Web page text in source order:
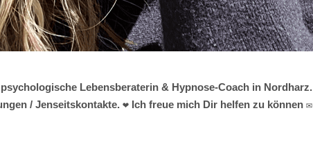
Lebensberaterin & Hypnose-Coach in
/ Jenseitskontakte. ❤ Ich freue mich Dir helfen zu können